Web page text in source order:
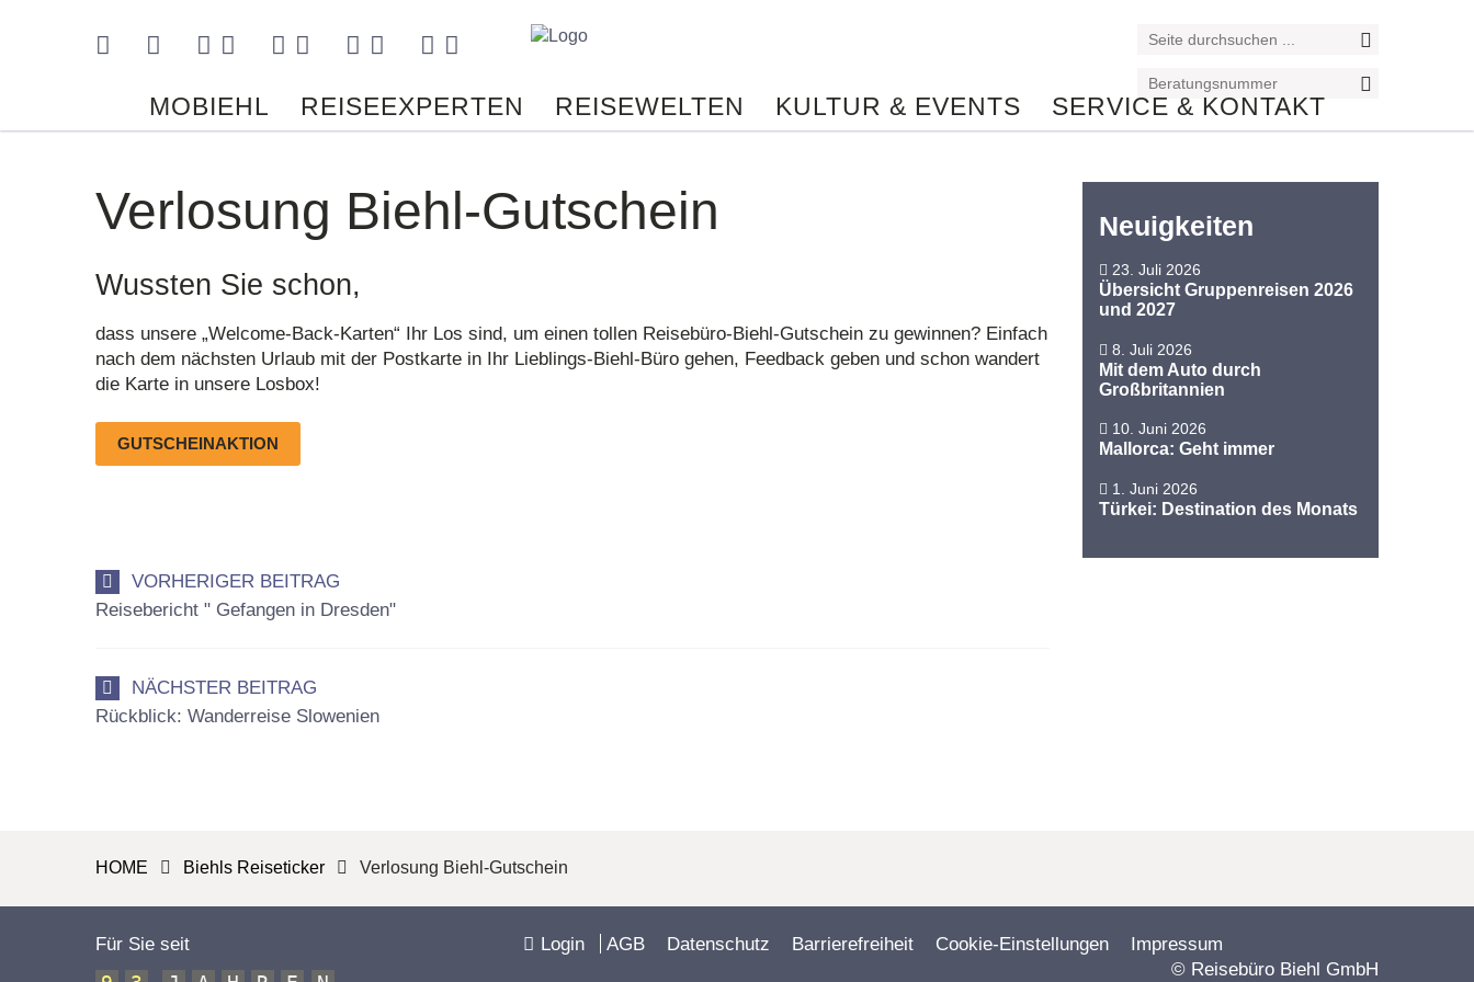
Reisebüro
Ihr
persönliches
Netz.
Reisetipps
Buchungen,
Konzertkarten
MOBIEHL REISEEXPERTEN REISEWELTEN KULTUR & EVENTS SERVICE & KONTAKT
Verlosung Biehl-Gutschein
Wussten Sie schon,
dass unsere „Welcome-Back-Karten“ Ihr Los sind, um einen tollen Reisebüro-Biehl-Gutschein zu gewinnen? Einfach
nach dem nächsten Urlaub mit der Postkarte in Ihr Lieblings-Biehl-Büro gehen, Feedback geben und schon wandert
die Karte in unsere Losbox!
GUTSCHEINAKTION
VORHERIGER BEITRAG
Reisebericht " Gefangen in Dresden"
NÄCHSTER BEITRAG
Rückblick: Wanderreise Slowenien
Neuigkeiten
23. Juli 2026
Übersicht Gruppenreisen 2026
und 2027
8. Juli 2026
Mit dem Auto durch
Großbritannien
10. Juni 2026
Mallorca: Geht immer
1. Juni 2026
Türkei: Destination des Monats
HOME Biehls Reiseticker Verlosung Biehl-Gutschein
Für Sie seit Login AGB Datenschutz Barrierefreiheit Cookie-Einstellungen
Impressum
© Reisebüro Biehl GmbH